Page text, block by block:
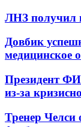
ЛНЗ
Довбик
медицинское
Президент
из-за
Тренер Челси